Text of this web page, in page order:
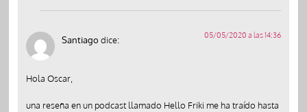
Santiago dice: 05/05/2020 a las 14:36
Hola Oscar,
una reseña en un podcast llamado Hello Friki me ha traído hasta